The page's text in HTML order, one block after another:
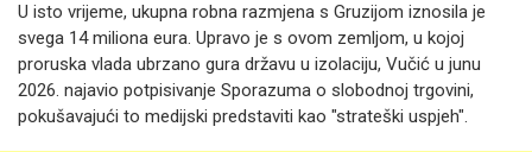
U isto vrijeme, ukupna robna razmjena s Gruzijom iznosila je
svega 14 miliona eura. Upravo je s ovom zemljom, u kojoj
proruska vlada ubrzano gura državu u izolaciju, Vučić u junu
2026. najavio potpisivanje Sporazuma o slobodnoj trgovini,
pokušavajući to medijski predstaviti kao "strateški uspjeh".